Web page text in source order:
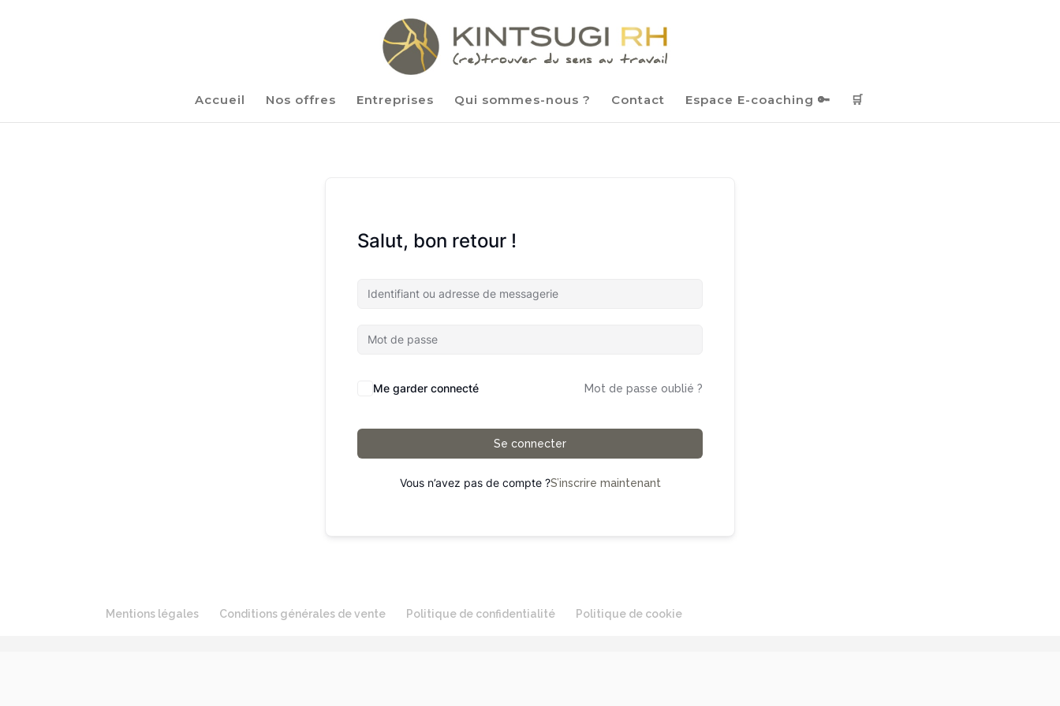
Accueil Nos offres Entreprises Qui sommes-nous ? Contact Espace E-coaching 🔑 🛒
Salut, bon retour !
Me garder connecté Mot de passe oublié ?
Se connecter
Vous n’avez pas de compte ?S’inscrire maintenant
Mentions légales Conditions générales de vente Politique de confidentialité Politique de cookie